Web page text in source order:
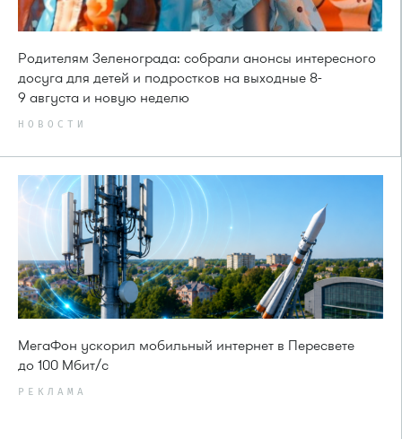
Родителям Зеленограда: собрали анонсы интересного
досуга для детей и подростков на выходные 8-
9 августа и новую неделю
НОВОСТИ
МегаФон ускорил мобильный интернет в Пересвете
до 100 Мбит/с
РЕКЛАМА